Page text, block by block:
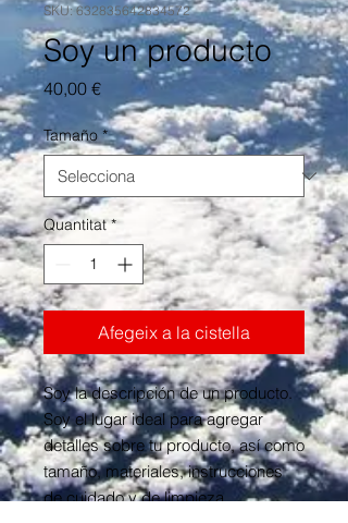
SKU: 632835642834572
Soy un producto
40,00 €Price
Tamaño *
Quantitat *
Afegeix a la cistella
Soy la descripción de un producto.
Soy el lugar ideal para agregar
detalles sobre tu producto, así como
tamaño, materiales, instrucciones
de cuidado y de limpieza.